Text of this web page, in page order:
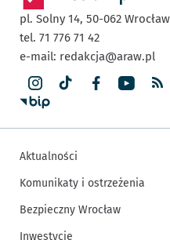
pl. Solny 14, 50-062 Wrocław
tel. 71 776 71 42
e-mail: redakcja@araw.pl
Aktualności
Komunikaty i ostrzeżenia
Bezpieczny Wrocław
Inwestycje